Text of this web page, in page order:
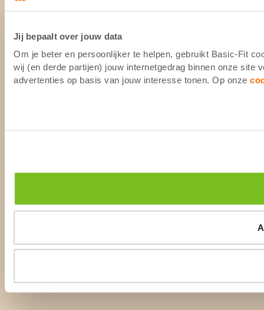
Jij bepaalt over jouw data
Om je beter en persoonlijker te helpen, gebruikt Basic-Fit
wij (en derde partijen) jouw internetgedrag binnen onze site
advertenties op basis van jouw interesse tonen. Op onze